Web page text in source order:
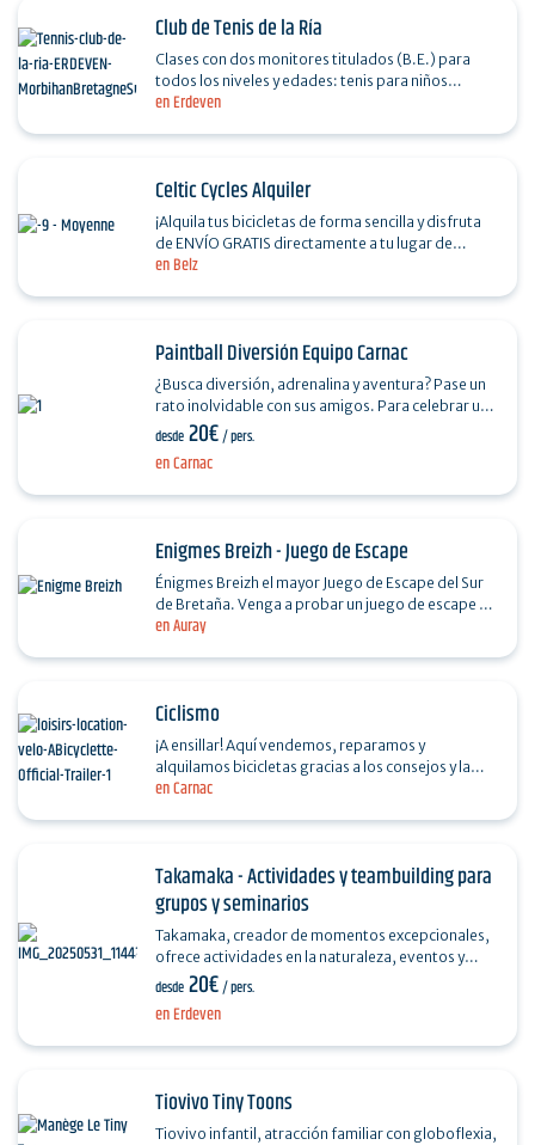
en Erdeven
Club de Tenis de la Ría
Clases con dos monitores titulados (B.E.) para
todos los niveles y edades: tenis para niños
pequeños, escuela de tenis, competición… Cursos
en Belz
Celtic Cycles Alquiler
¡Alquila tus bicicletas de forma sencilla y disfruta
de ENVÍO GRATIS directamente a tu lugar de
estancia en la Bahía de Quiberon! (Belz, Étel,…
en Carnac
Paintball Diversión Equipo Carnac
¿Busca diversión, adrenalina y aventura? Pase un
rato inolvidable con sus amigos. Para celebrar un
acontecimiento importante de su vida de forma…
desde 20€/ pers.
en Auray
Enigmes Breizh - Juego de Escape
Énigmes Breizh el mayor Juego de Escape del Sur
de Bretaña. Venga a probar un juego de escape a
tamaño real accesible a todos, en familia o con…
en Carnac
Ciclismo
¡A ensillar! Aquí vendemos, reparamos y
alquilamos bicicletas gracias a los consejos y la
experiencia de Denis... las grandes clásicas (VAE,
en Erdeven
Takamaka - Actividades y teambuilding para
grupos y seminarios
Takamaka, creador de momentos excepcionales,
ofrece actividades en la naturaleza, eventos y
teambuilding para grupos y seminarios de
empresa: retos…
desde 20€/ pers.
Tiovivo Tiny Toons
Tiovivo infantil, atracción familiar con globoflexia,